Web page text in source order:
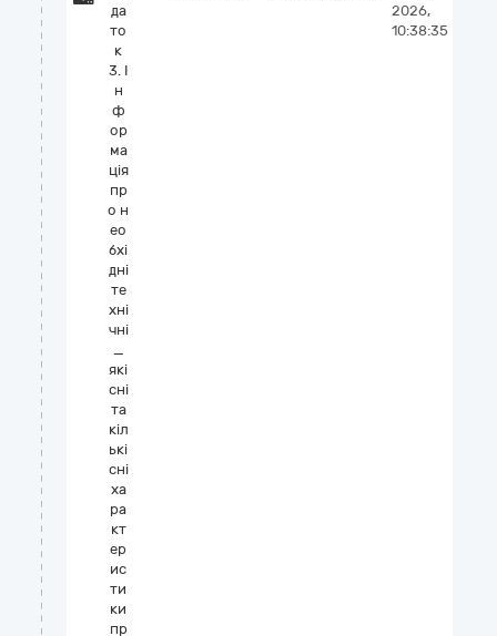
да
то
к
3. І
н
ф
ор
ма
ція
пр
о н
ео
бхі
дні
те
хні
чні
_
які
сні
та
кіл
ькі
сні
ха
ра
кт
ер
ис
ти
ки
пр
2026,
10:38:35